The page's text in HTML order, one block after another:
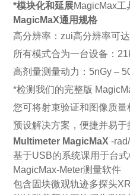
*模块化和延展MagicMax工
MagicMaX通用规格
高分辨率：zui高分辨率可
所有模式合为一台设备：
高剂量测量动力：5nGy –
*检测我们的完整版
您可将射束验证和图像质量
预设解决方案，便捷并易于
Multimeter MagicMaX -
基于USB的系统课用于台
MagicMax-Meter测量软件
包含固块微观轨迹多探头XR